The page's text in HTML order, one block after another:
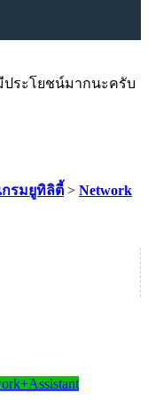
ประโยชน์มากนะครับ
กรมยูทิลิตี้ > Network